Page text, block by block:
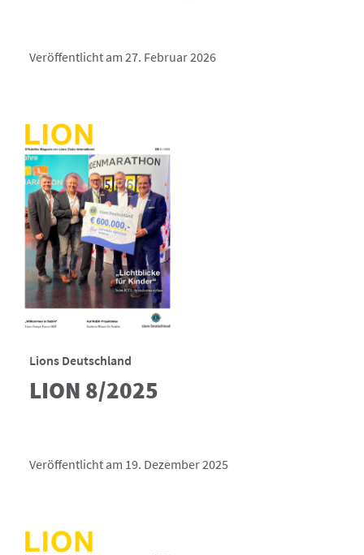
Veröffentlicht am 27. Februar 2026
Lions Deutschland
LION 8/2025
Veröffentlicht am 19. Dezember 2025